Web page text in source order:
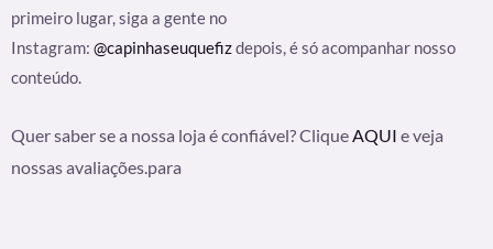
primeiro lugar, siga a gente no
Instagram: @capinhaseuquefizdepois, é só acompanhar nosso
conteúdo.
Quer saber se a nossa loja é confiável? Clique AQUI e veja
nossas avaliações.para